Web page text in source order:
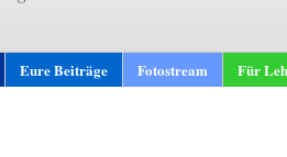
Eure Beiträge Fotostream Für